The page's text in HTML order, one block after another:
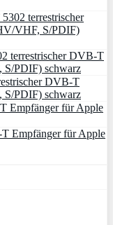
terrestrischer
VHF, S/PDIF)
terrestrischer DVB-T
PDIF) schwarz
DVB-T
PDIF) schwarz
Empfänger für Apple
Empfänger für Apple